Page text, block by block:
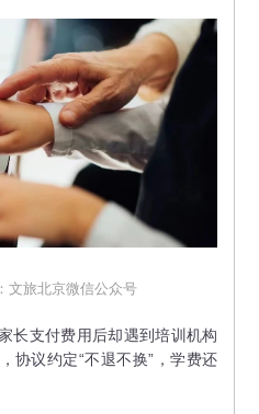
文旅北京微信公众号
支付费用后却遇到培训机构
协议约定“不退不换”，学费还